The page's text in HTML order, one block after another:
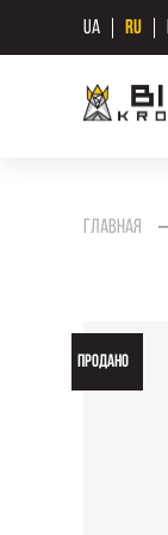
UA RU
Главная
ПРОДАНО